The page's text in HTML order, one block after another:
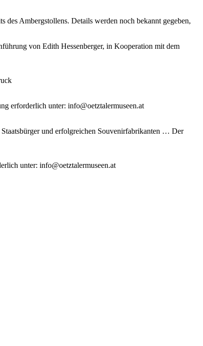
des Ambergstollens. Details werden noch bekannt gegeben,
von Edith Hessenberger, in Kooperation mit dem
erforderlich unter: info@oetztalermuseen.at
und erfolgreichen Souvenirfabrikanten … Der
unter: info@oetztalermuseen.at